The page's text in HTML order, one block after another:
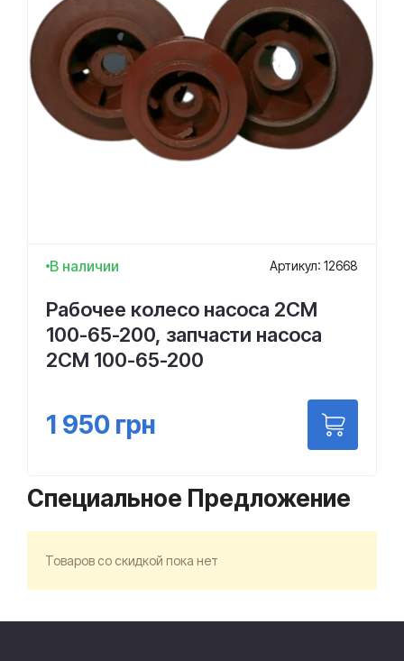
В наличии Артикул: 12668
Рабочее колесо насоса 2СМ
100-65-200, запчасти насоса
2СМ 100-65-200
1 950 грн
Специальное Предложение
Товаров со скидкой пока нет